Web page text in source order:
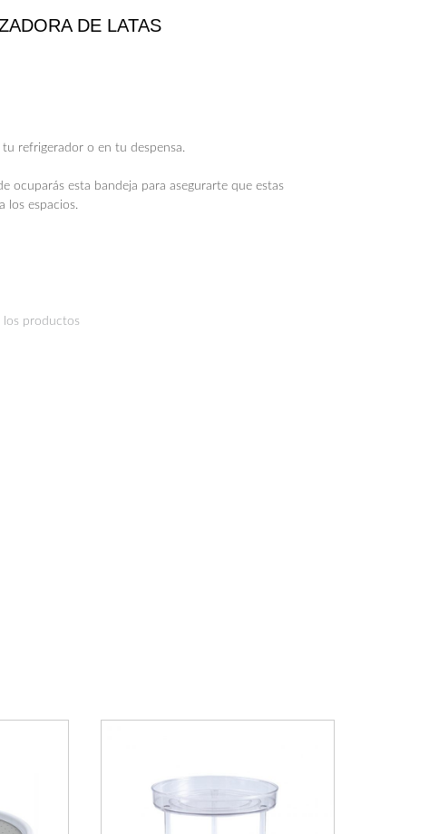
DE LATAS
tu refrigerador o en tu despensa.
ocuparás esta bandeja para asegurarte que estas
los espacios.
los productos